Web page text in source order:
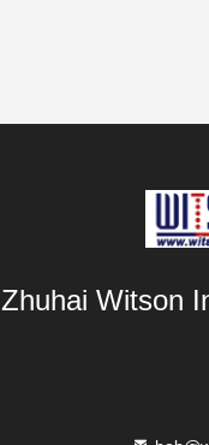
Zhuhai Witson